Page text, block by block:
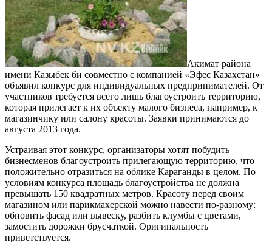
Акимат района
имени Казыбек би совместно с компанией «Эфес Казахстан»
объявил конкурс для индивидуальных предпринимателей. От
участников требуется всего лишь благоустроить территорию,
которая прилегает к их объекту малого бизнеса, например, к
магазинчику или салону красоты. Заявки принимаются до
августа 2013 года.
Устраивая этот конкурс, организаторы хотят побудить
бизнесменов благоустроить прилегающую территорию, что
положительно отразиться на облике Караганды в целом. По
условиям конкурса площадь благоустройства не должна
превышать 150 квадратных метров. Красоту перед своим
магазином или парикмахерской можно навести по-разному:
обновить фасад или вывеску, разбить клумбы с цветами,
замостить дорожки брусчаткой. Оригинальность
приветствуется.